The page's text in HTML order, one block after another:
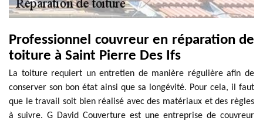
Professionnel couvreur en réparation de
toiture à Saint Pierre Des Ifs
La toiture requiert un entretien de manière régulière afin de
conserver son bon état ainsi que sa longévité. Pour cela, il faut
que le travail soit bien réalisé avec des matériaux et des règles
à suivre. G David Couverture est une entreprise de couvreur